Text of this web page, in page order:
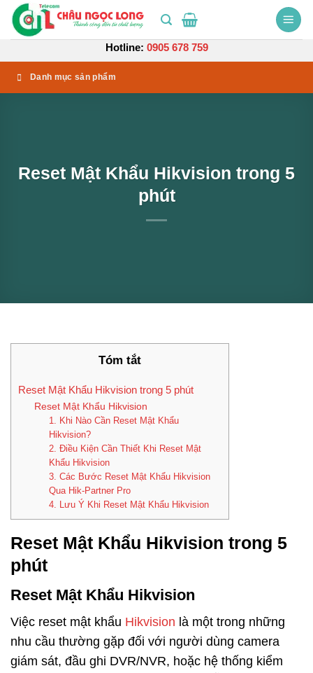
Bỏ
qua
Hotline: 0905 678 759
Danh mục sản phẩm
Reset Mật Khẩu Hikvision trong 5
phút
Tóm tắt
Reset Mật Khẩu Hikvision trong 5 phút
Reset Mật Khẩu Hikvision
1. Khi Nào Cần Reset Mật Khẩu
Hikvision?
2. Điều Kiện Cần Thiết Khi Reset Mật
Khẩu Hikvision
3. Các Bước Reset Mật Khẩu Hikvision
Qua Hik-Partner Pro
4. Lưu Ý Khi Reset Mật Khẩu Hikvision
Reset Mật Khẩu Hikvision trong 5
phút
Reset Mật Khẩu Hikvision
Việc reset mật khẩu Hikvision là một trong những
nhu cầu thường gặp đối với người dùng camera
giám sát, đầu ghi DVR/NVR, hoặc hệ thống kiểm